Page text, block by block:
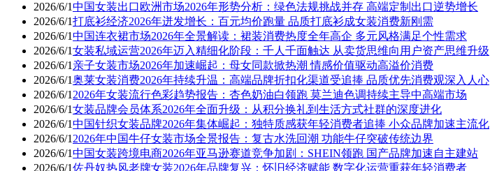
2026/6/1中国女装出口欧洲市场2026年形势分析：绿色法规挑战并存 高端定制出口逆势增长
2026/6/1打底衫经济2026年迸发增长：百元均价跑量 品质打底衫成女装消费新刚需
2026/6/1中国连衣裙市场2026年全景解读：裙装消费热度全年高企 多元风格满足个性需求
2026/6/1女装私域运营2026年迈入精细化阶段：千人千面触达 从卖货思维向用户资产思维升级
2026/6/1 亲子女装市场2026年加速崛起：母女同款掀热潮 情感价值驱动高溢价消费
2026/6/1奥莱女装消费2026年持续升温：高端品牌折扣化渠道受追捧 品质优先消费观深入人心
2026/6/1 2026年女装流行色彩趋势报告：杏色奶油白领跑 莫兰迪色调持续主导中高端市场
2026/6/1女装品牌会员体系2026年全面升级：从积分换礼到生活方式社群的深度进化
2026/6/1中国针织女装品牌2026年集体崛起：独特质感获年轻消费者追捧 小众品牌加速主流化
2026/6/1 2026年中国牛仔女装市场全景报告：复古水洗回潮 功能牛仔突破传统边界
2026/6/1中国女装跨境电商2026年亚马逊赛道竞争加剧：SHEIN领跑 国产品牌加速自主建站
2026/6/1佐丹奴热风老牌女装2026年品牌复兴：怀旧经济赋能 数字化运营重获年轻消费者